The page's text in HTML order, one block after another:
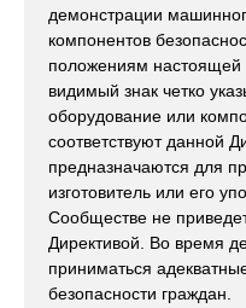
демонстрации
компонентов
положениям настоящей
видимый знак четко
оборудование или
соответствуют данной
предназначаются для
изготовитель или его
Сообществе не
Директивой. Во время
приниматься
безопасности граждан.